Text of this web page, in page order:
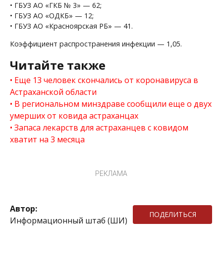
• ГБУЗ АО «ГКБ № 3» — 62;
• ГБУЗ АО «ОДКБ» — 12;
• ГБУЗ АО «Красноярская РБ» — 41.
Коэффициент распространения инфекции — 1,05.
Читайте также
Еще 13 человек скончались от коронавируса в
Астраханской области
В региональном минздраве сообщили еще о двух
умерших от ковида астраханцах
Запаса лекарств для астраханцев с ковидом
хватит на 3 месяца
РЕКЛАМА
Автор:
Информационный штаб (ШИ)
ПОДЕЛИТЬСЯ